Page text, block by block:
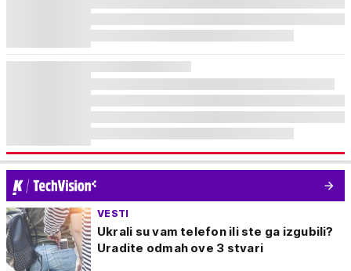
VESTI
Ukrali su vam telefon ili ste ga izgubili?
Uradite odmah ove 3 stvari